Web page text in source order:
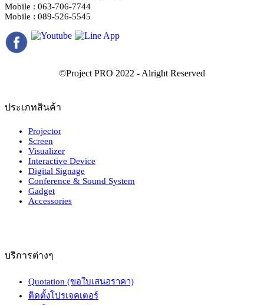
Mobile : 063-706-7744
Mobile : 089-526-5545
ประเภทสินค้า
Projector
Screen
Visualizer
Interactive Device
Digital Signage
Conference & Sound System
Gadget
Accessories
บริการต่างๆ
Quotation (ขอใบเสนอราคา)
ติดตั้งโปรเจคเตอร์